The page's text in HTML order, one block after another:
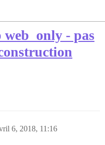
- pas
6, 2018, 11:16